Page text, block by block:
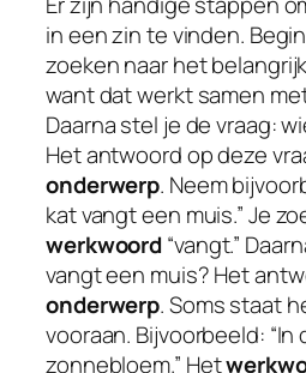
in een zin te vinden.
zoeken naar het
want dat werkt samen
Daarna stel je de vraag:
Het antwoord op deze
onderwerp. Neem
kat vangt een muis.” Je
werkwoord“vangt.”
vangt een muis? Het
onderwerp. Soms staat
vooraan. Bijvoorbeeld:
zonnebloem.” Het